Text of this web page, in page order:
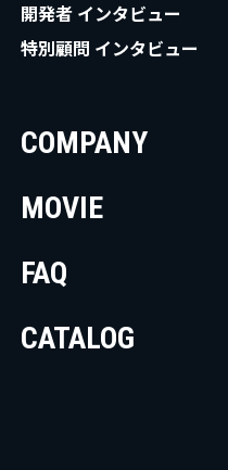
開発者 インタビュー
特別顧問 インタビュー
COMPANY
MOVIE
FAQ
CATALOG